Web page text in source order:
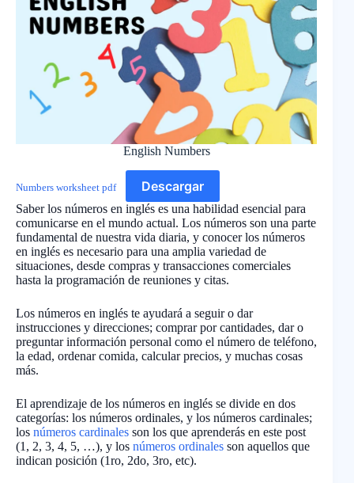
English Numbers
Numbers worksheet pdf Descargar
Saber los números en inglés es una habilidad esencial para
comunicarse en el mundo actual. Los números son una parte
fundamental de nuestra vida diaria, y conocer los números
en inglés es necesario para una amplia variedad de
situaciones, desde compras y transacciones comerciales
hasta la programación de reuniones y citas.
Los números en inglés te ayudará a seguir o dar
instrucciones y direcciones; comprar por cantidades, dar o
preguntar información personal como el número de teléfono,
la edad, ordenar comida, calcular precios, y muchas cosas
más.
El aprendizaje de los números en inglés se divide en dos
categorías: los números ordinales, y los números cardinales;
los números cardinales son los que aprenderás en este post
(1, 2, 3, 4, 5, …), y los números ordinales son aquellos que
indican posición (1ro, 2do, 3ro, etc).